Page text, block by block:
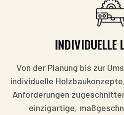
INDIVIDUELLE
Von der Planung bis zur
individuelle
Anforderungen
einzigartige,